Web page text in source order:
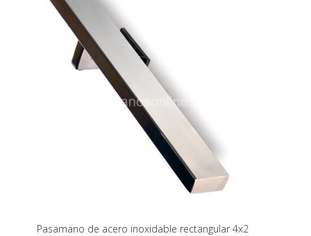
Pasamano de acero inoxidable rectangular 4x2